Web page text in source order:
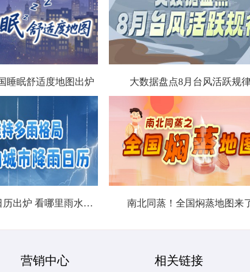
睡眠舒适度地图出炉 大数据盘点8月台风活跃规
北方城市降雨日历出炉 看哪里雨水超长待机 南北同蒸！全国焖蒸地图来
营销中心 相关链接